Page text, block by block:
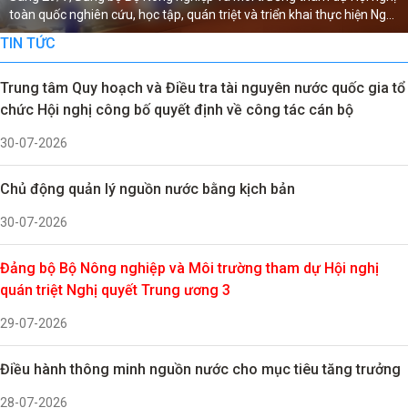
Tin mới: Chủ động quản lý nguồn nước bằng kịch bản
Tin mới:
quán triệt Nghị quyết Trung ương 3
Tin mới:
Điều hành thông minh nguồn nước cho mục tiêu tăng
trưởng
Tin mới:
Tin mới: Mưa nhiều ngày, vùng núi Bắc Bộ nguy cơ sạt lở, lũ quét
Tin mới: Yêu cầu chủ động hạ mực nước hồ chứa đón mưa lũ lớn
Tin mới:
Bộ Nông nghiệp và Môi trường khảo sát dự án xây dựng
cứu, học tập, quán triệt và triển khai thực hiện Nghị
3 khóa XIV.
vẫn đang ở
phải tính
TIN TỨC
Trung tâm Quy hoạch và Điều tra tài nguyên nước quốc gia tổ
chức Hội nghị công bố quyết định về công tác cán bộ
30-07-2026
Chủ động quản lý nguồn nước bằng kịch bản
30-07-2026
Đảng bộ Bộ Nông nghiệp và Môi trường tham dự Hội nghị
quán triệt Nghị quyết Trung ương 3
29-07-2026
Điều hành thông minh nguồn nước cho mục tiêu tăng trưởng
28-07-2026